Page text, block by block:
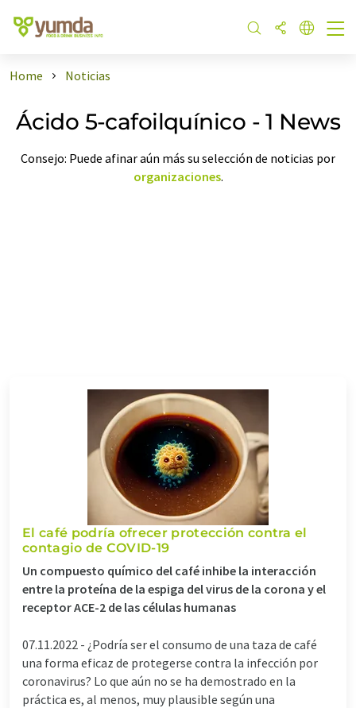
Home Noticias
Ácido 5-cafoilquínico - 1 News
Consejo: Puede afinar aún más su selección de noticias por
organizaciones.
El café podría ofrecer protección contra el
contagio de COVID-19
Un compuesto químico del café inhibe la interacción
entre la proteína de la espiga del virus de la corona y el
receptor ACE-2 de las células humanas
07.11.2022 - ¿Podría ser el consumo de una taza de café
una forma eficaz de protegerse contra la infección por
coronavirus? Lo que aún no se ha demostrado en la
práctica es, al menos, muy plausible según una